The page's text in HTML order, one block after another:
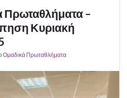
Πρωταθλήματα –
Κυριακή
Ομαδικά Πρωταθλήματα